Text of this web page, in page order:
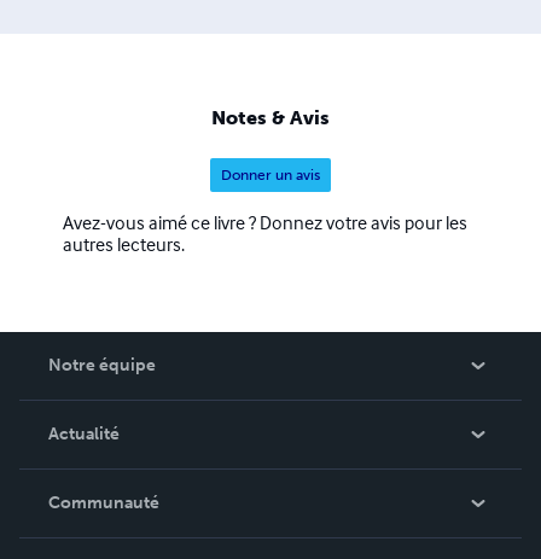
Notes & Avis
Donner un avis
Avez-vous aimé ce livre ? Donnez votre avis pour les
autres lecteurs.
Notre équipe
Qui sommes-nous ?
Actualité
Dans l'actualité
Communauté